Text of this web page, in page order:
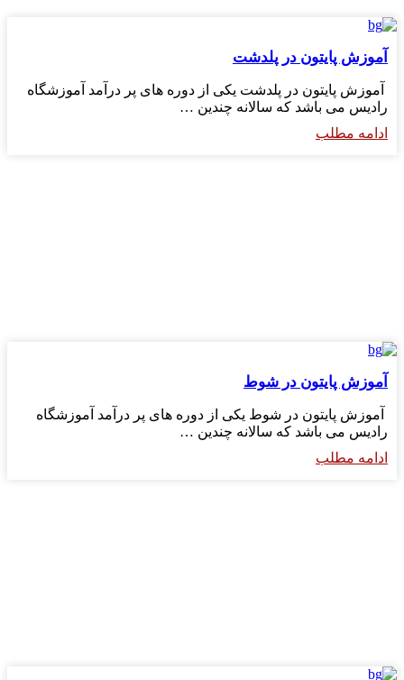
آموزش پایتون در پلدشت
آموزش پایتون در پلدشت یکی از دوره های پر درآمد آموزشگاه
رادیس می باشد که سالانه چندین …
ادامه مطلب
آموزش پایتون در شوط
آموزش پایتون در شوط یکی از دوره های پر درآمد آموزشگاه
رادیس می باشد که سالانه چندین …
ادامه مطلب